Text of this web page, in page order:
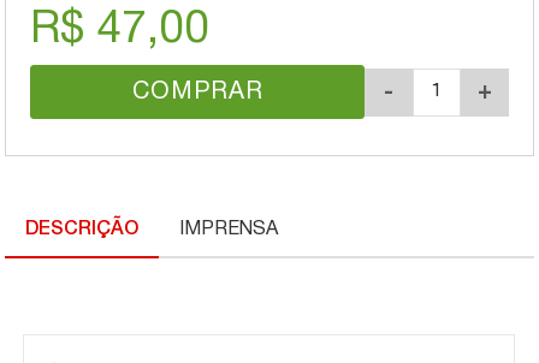
R$ 47,00
COMPRAR - +
DESCRIÇÃO IMPRENSA